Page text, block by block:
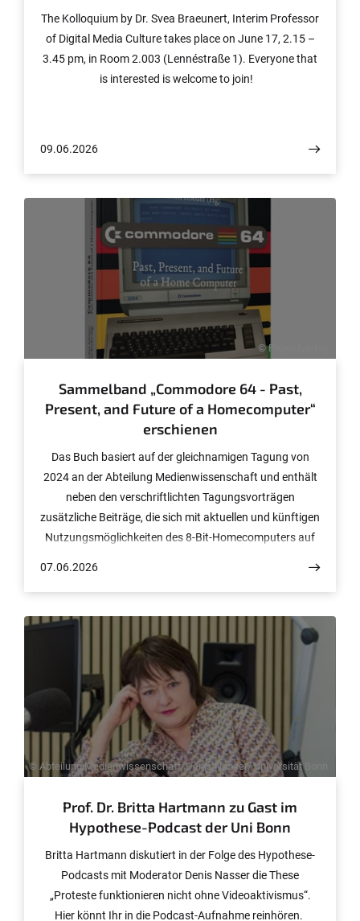
The Kolloquium by Dr. Svea Braeunert, Interim Professor
of Digital Media Culture takes place on June 17, 2.15 –
3.45 pm, in Room 2.003 (Lennéstraße 1). Everyone that
is interested is welcome to join!
09.06.2026
© Projektverlag
Sammelband „Commodore 64 - Past,
Present, and Future of a Homecomputer“
erschienen
Das Buch basiert auf der gleichnamigen Tagung von
2024 an der Abteilung Medienwissenschaft und enthält
neben den verschriftlichten Tagungsvorträgen
zusätzliche Beiträge, die sich mit aktuellen und künftigen
Nutzungsmöglichkeiten des 8-Bit-Homecomputers auf
07.06.2026
© Abteilung Medienwissenschaft, Denis Nasser/ Universität Bonn
Prof. Dr. Britta Hartmann zu Gast im
Hypothese-Podcast der Uni Bonn
Britta Hartmann diskutiert in der Folge des Hypothese-
Podcasts mit Moderator Denis Nasser die These
„Proteste funktionieren nicht ohne Videoaktivismus“.
Hier könnt Ihr in die Podcast-Aufnahme reinhören.